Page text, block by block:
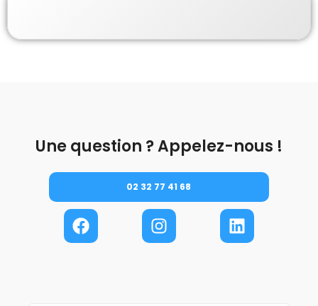
Une question ? Appelez-nous !
02 32 77 41 68